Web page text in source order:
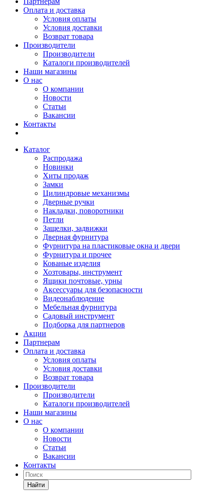
Оплата и доставка
Условия оплаты
Условия доставки
Возврат товара
Производители
Производители
Каталоги производителей
Наши магазины
О нас
О компании
Новости
Статьи
Вакансии
Контакты
Каталог
Распродажа
Новинки
Хиты продаж
Замки
Цилиндровые механизмы
Дверные ручки
Накладки, поворотники
Петли
Защелки, задвижки
Дверная фурнитура
Фурнитура на пластиковые окна и двери
Фурнитура и прочее
Кованые изделия
Хозтовары, инструмент
Ящики почтовые, урны
Аксессуары для безопасности
Видеонаблюдение
Мебельная фурнитура
Садовый инструмент
Подборка для партнеров
Акции
Партнерам
Оплата и доставка
Условия оплаты
Условия доставки
Возврат товара
Производители
Производители
Каталоги производителей
Наши магазины
О нас
О компании
Новости
Статьи
Вакансии
Контакты
Найти